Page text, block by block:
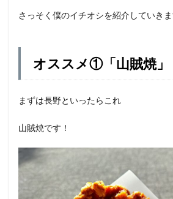
さっそく僕のイチオシを紹介していきま
オススメ①「山賊焼」
まずは長野といったらこれ
山賊焼です！